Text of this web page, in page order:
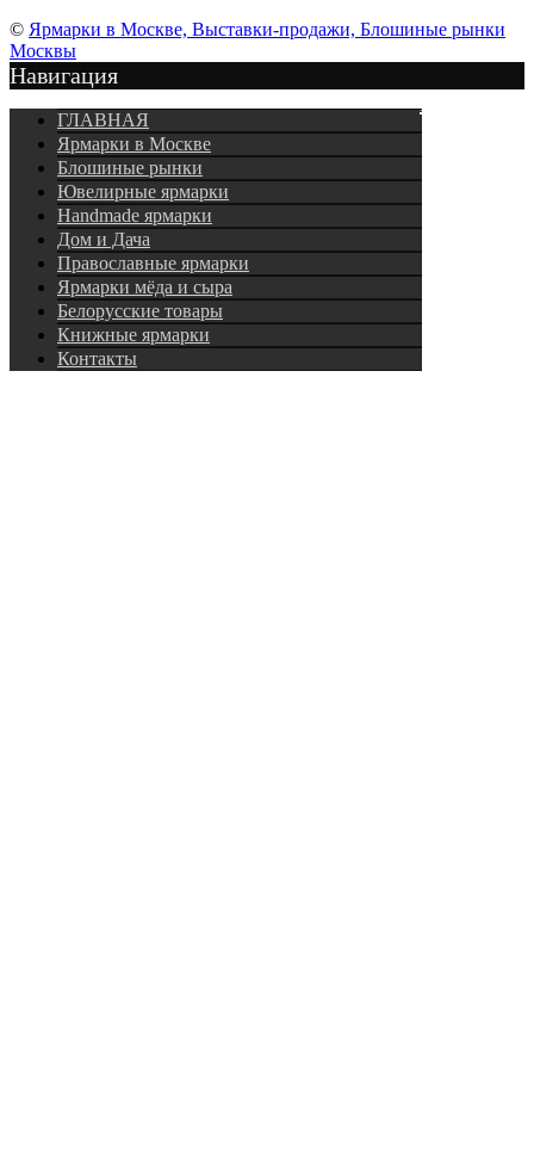
© Ярмарки в Москве, Выставки-продажи, Блошиные рынки
Москвы
Навигация
Подписка
ГЛАВНАЯ
Ярмарки в Москве
Блошиные рынки
Ювелирные ярмарки
Нandmade ярмарки
Дом и Дача
Православные ярмарки
Ярмарки мёда и сыра
Белорусские товары
Книжные ярмарки
Контакты